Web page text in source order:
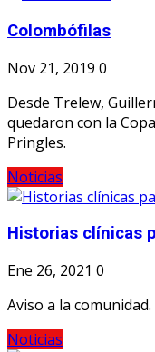
Colombófilas
Nov 21, 2019 0
Desde Trelew,
quedaron con la
Pringles.
Noticias
Historias clínicas
Ene 26, 2021 0
Aviso a la comunidad.
Noticias